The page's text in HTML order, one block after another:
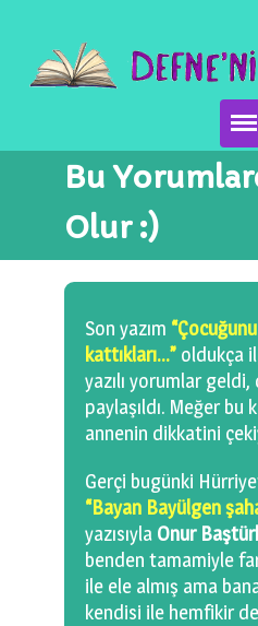
Ana Sayfa
Kitaplarımız
Ben Kimim?
Emeği Geçenler
Neler Yapıyoruz?
Basın
0 km.Bızdıklar
Filmlerimiz
Hadi Bize Yazın
Bu
Olur :)
Son yazım
kattıkları…” oldukça
yazılı yorumlar
paylaşıldı. Meğer bu
annenin dikkatini
Gerçi bugünki
“Bayan Bayülgen
yazısıyla Onur
benden tamamiyle
ile ele almış ama
kendisi ile hemfikir